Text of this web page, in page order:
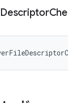
Descriptor